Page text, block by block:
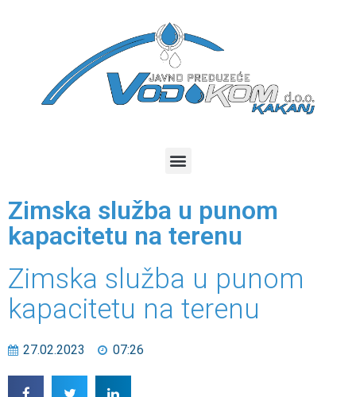
Zimska služba u punom
kapacitetu na terenu
Zimska služba u punom
kapacitetu na terenu
27.02.2023 07:26